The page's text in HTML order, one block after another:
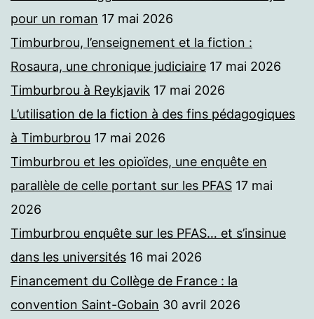
pour un roman 17 mai 2026
Timburbrou, l’enseignement et la fiction :
Rosaura, une chronique judiciaire 17 mai 2026
Timburbrou à Reykjavik 17 mai 2026
L’utilisation de la fiction à des fins pédagogiques
à Timburbrou 17 mai 2026
Timburbrou et les opioïdes, une enquête en
parallèle de celle portant sur les PFAS 17 mai
2026
Timburbrou enquête sur les PFAS… et s’insinue
dans les universités 16 mai 2026
Financement du Collège de France : la
convention Saint-Gobain 30 avril 2026